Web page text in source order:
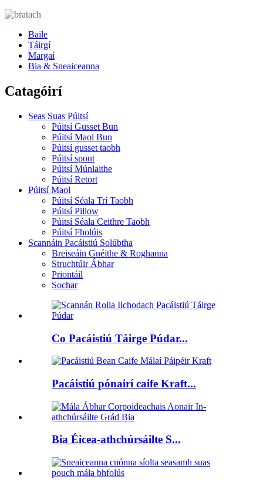
Baile
Táirgí
Margaí
Bia & Sneaiceanna
Catagóirí
Seas Suas Púitsí
Púitsí Gusset Bun
Púitsí Maol Bun
Púitsí gusset taobh
Púitsí spout
Púitsí Múnlaithe
Púitsí Retort
Púitsí Maol
Púitsí Séala Trí Taobh
Púitsí Pillow
Púitsí Séala Ceithre Taobh
Púitsí Fholúis
Scannáin Pacáistiú Solúbtha
Breiseáin Gnéithe & Roghanna
Struchtúir Ábhar
Priontáil
Sochar
Co Pacáistiú Táirge Púdar...
Pacáistiú pónairí caife Kraft...
Bia Éicea-athchúrsáilte S...